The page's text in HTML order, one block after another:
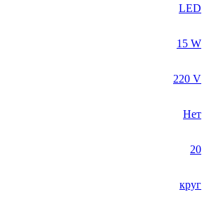
LED
15 W
220 V
Нет
20
круг